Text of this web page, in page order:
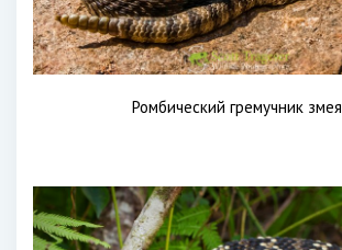
Ромбический гремучник змея